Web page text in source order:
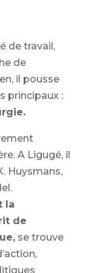
de travail,
de
il pousse
principaux :
A Ligugé, il
Huysmans,
la
de
se trouve